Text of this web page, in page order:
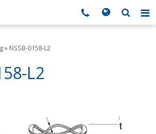
» NSSB-0158-L2
L2
t